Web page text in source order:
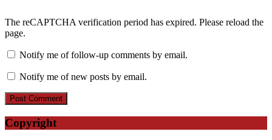
The reCAPTCHA verification period has expired. Please reload the
page.
Notify me of follow-up comments by email.
Notify me of new posts by email.
Copyright